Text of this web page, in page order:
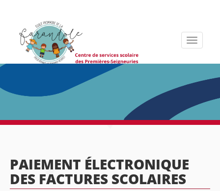
Toggle
PAIEMENT ÉLECTRONIQUE
DES FACTURES SCOLAIRES